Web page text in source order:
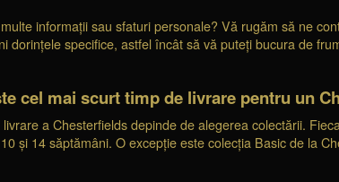
informații sau sfaturi personale? Vă rugăm să ne
dorințele specifice, astfel încât să vă puteți bucura de
cel mai scurt timp de livrare pentru un
a Chesterfields depinde de alegerea colectării.
și 14 săptămâni. O excepție este colecția Basic de la